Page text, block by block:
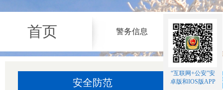
首页 警务信息
安全防范 网络
“互联网+公安”安
卓版和IOS版APP